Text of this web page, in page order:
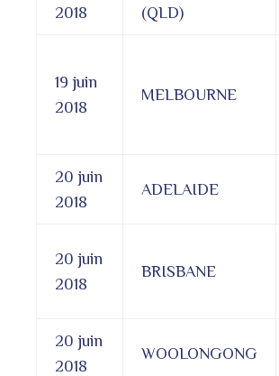
2018
(QLD)
19 juin
2018
MELBOURNE
20 juin
2018
ADELAIDE
20 juin
2018
BRISBANE
20 juin
2018
WOOLONGONG